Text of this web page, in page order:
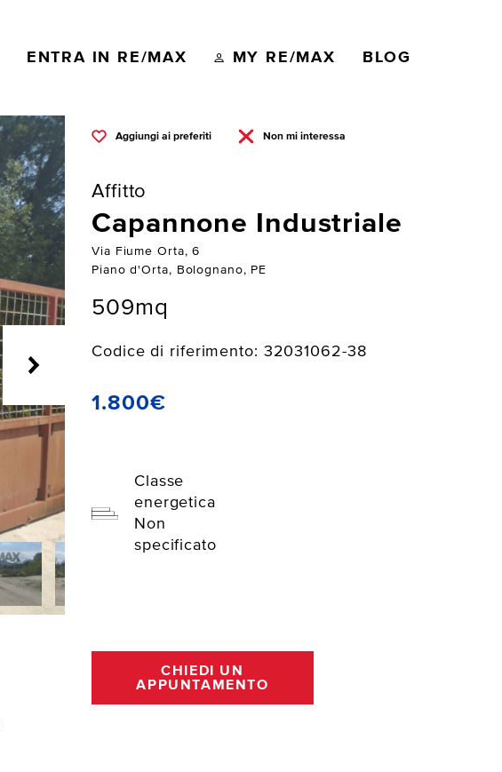
ENTRA IN RE/MAX MY RE/MAX BLOG
Aggiungi ai preferiti Non mi interessa
Affitto
Capannone Industriale
Via Fiume Orta, 6
Piano d'Orta, Bolognano, PE
509mq
Codice di riferimento: 32031062-38
1.800€
Classe
energetica
Non
specificato
CHIEDI UN
APPUNTAMENTO